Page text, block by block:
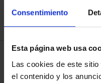
Consentimiento
Esta página web usa
Las cookies de este
el contenido y los